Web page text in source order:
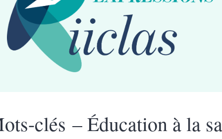
clés – Éducation à la